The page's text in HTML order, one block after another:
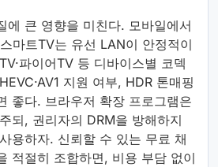
에 큰 영향을 미친다. 모바일에서
마트TV는 유선 LAN이 안정적이
파이어TV 등 디바이스별 코덱
지원 여부, HDR 톤매핑
좋다. 브라우저 확장 프로그램은
되, 권리자의 DRM을 방해하지
용하자. 신뢰할 수 있는 무료 채
적절히 조합하면, 비용 부담 없이